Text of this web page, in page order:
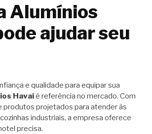
Alumínios
ajudar seu
e qualidade para equipar sua
Havaíé referência no mercado. Com
produtos projetados para atender às
industriais, a empresa oferece
precisa.